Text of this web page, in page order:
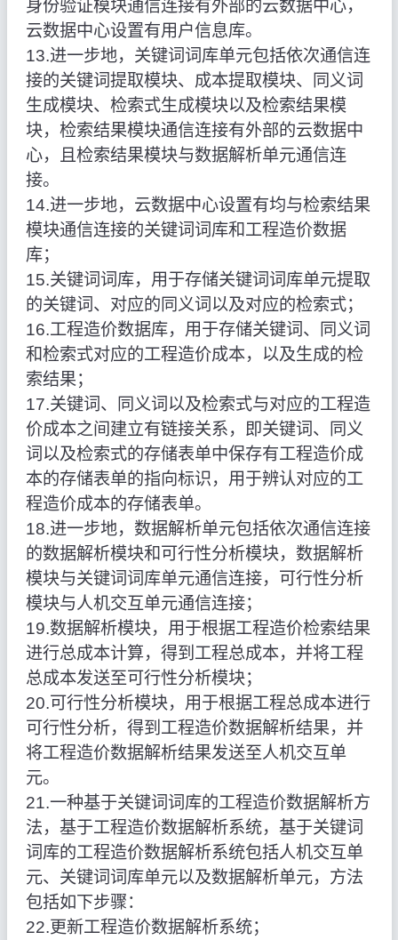
身份验证模块通信连接有外部的云数据中心，
云数据中心设置有用户信息库。
13.进一步地，关键词词库单元包括依次通信连
接的关键词提取模块、成本提取模块、同义词
生成模块、检索式生成模块以及检索结果模
块，检索结果模块通信连接有外部的云数据中
心，且检索结果模块与数据解析单元通信连
接。
14.进一步地，云数据中心设置有均与检索结果
模块通信连接的关键词词库和工程造价数据
库；
15.关键词词库，用于存储关键词词库单元提取
的关键词、对应的同义词以及对应的检索式；
16.工程造价数据库，用于存储关键词、同义词
和检索式对应的工程造价成本，以及生成的检
索结果；
17.关键词、同义词以及检索式与对应的工程造
价成本之间建立有链接关系，即关键词、同义
词以及检索式的存储表单中保存有工程造价成
本的存储表单的指向标识，用于辨认对应的工
程造价成本的存储表单。
18.进一步地，数据解析单元包括依次通信连接
的数据解析模块和可行性分析模块，数据解析
模块与关键词词库单元通信连接，可行性分析
模块与人机交互单元通信连接；
19.数据解析模块，用于根据工程造价检索结果
进行总成本计算，得到工程总成本，并将工程
总成本发送至可行性分析模块；
20.可行性分析模块，用于根据工程总成本进行
可行性分析，得到工程造价数据解析结果，并
将工程造价数据解析结果发送至人机交互单
元。
21.一种基于关键词词库的工程造价数据解析方
法，基于工程造价数据解析系统，基于关键词
词库的工程造价数据解析系统包括人机交互单
元、关键词词库单元以及数据解析单元，方法
包括如下步骤：
22.更新工程造价数据解析系统；